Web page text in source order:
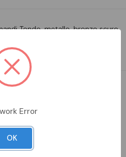
Tondo, metallo, bronzo scuro
Error
OK